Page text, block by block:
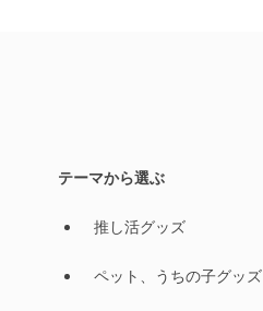
テーマから選ぶ
推し活グッズ
ペット、うちの子グッズ